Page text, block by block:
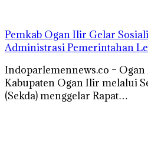
Pemkab Ogan Ilir Gelar
Administrasi Pemerintahan
Indoparlemennews.co –
Kabupaten Ogan Ilir melalui
(Sekda) menggelar Rapat…